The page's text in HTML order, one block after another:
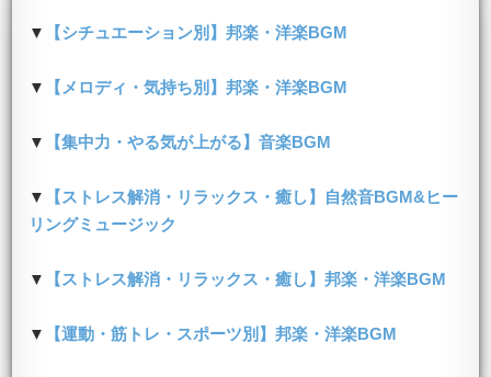
▼ 【シチュエーション別】邦楽・洋楽BGM
▼ 【メロディ・気持ち別】邦楽・洋楽BGM
▼ 【集中力・やる気が上がる】音楽BGM
▼
【ストレス解消・リラックス・癒し】自然音BGM&ヒー
リングミュージック
▼ 【ストレス解消・リラックス・癒し】邦楽・洋楽BGM
▼ 【運動・筋トレ・スポーツ別】邦楽・洋楽BGM